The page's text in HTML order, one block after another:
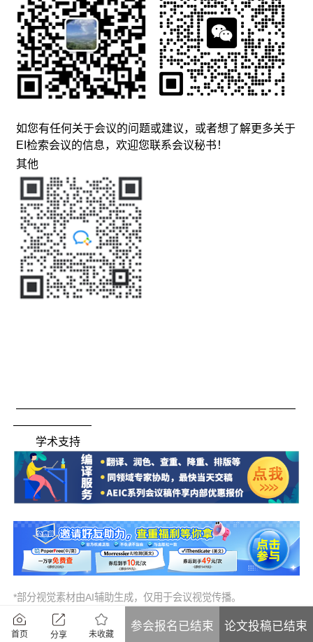
如您有任何关于会议的问题或建议，或者想了解更多关于
EI检索会议的信息，欢迎您联系会议秘书！
其他
—————————————————————————
———————
学术支持
*部分视觉素材由AI辅助生成，仅用于会议视觉传播。
首页 分享 未收藏
参会报名已结束 论文投稿已结束